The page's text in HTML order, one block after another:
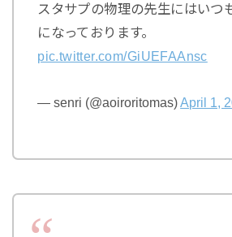
スタサプの物理の先生にはいつ
になっております。
pic.twitter.com/GiUEFAAnsc
— senri (@aoiroritomas)April 1,